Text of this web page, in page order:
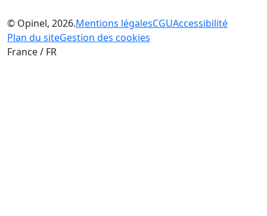
© Opinel, 2026.Mentions légalesCGUAccessibilité
Plan du siteGestion des cookies
France / FR